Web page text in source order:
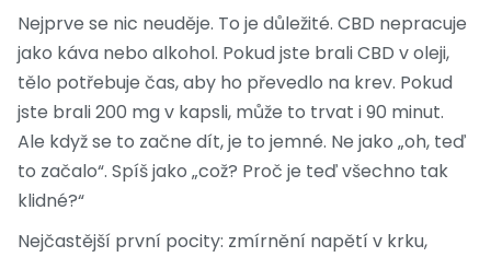
Nejprve se nic neuděje. To je důležité. CBD nepracuje
jako káva nebo alkohol. Pokud jste brali CBD v oleji,
tělo potřebuje čas, aby ho převedlo na krev. Pokud
jste brali 200 mg v kapsli, může to trvat i 90 minut.
Ale když se to začne dít, je to jemné. Ne jako „oh, teď
to začalo“. Spíš jako „což? Proč je teď všechno tak
klidné?“
Nejčastější první pocity: zmírnění napětí v krku,